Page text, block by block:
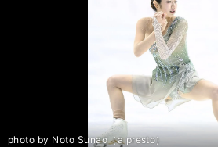
photo by Noto Sunao（a presto）
photo by Noto Sunao（a presto）
photo by Noto Sunao（a presto）
photo by Noto Sunao（a presto）
photo by Noto Sunao（a presto）
photo by Noto Sunao（a presto）
photo by Noto Sunao（a presto）
photo by Noto Sunao（a presto）
photo by Noto Sunao（a presto）
photo by Noto Sunao（a presto）
photo by Noto Sunao（a presto）
photo by Noto Sunao（a presto）
photo by Noto Sunao（a presto）
photo by Noto Sunao（a presto）
photo by Noto Sunao（a presto）
photo by Noto Sunao（a presto）
photo by Noto Sunao（a presto）
photo by Noto Sunao（a presto）
photo by Noto Sunao（a presto）
photo by Noto Sunao（a presto）
photo by Noto Sunao（a presto）
photo by Noto Sunao（a presto）
photo by Noto Sunao（a presto）
photo by Noto Sunao（a presto）
photo by Noto Sunao（a presto）
photo by Noto Sunao（a presto）
photo by Noto Sunao（a presto）
photo by Noto Sunao（a presto）
photo by Noto Sunao（a presto）
photo by Noto Sunao（a presto）
photo by Noto Sunao（a presto）
photo by Noto Sunao（a presto）
photo by Noto Sunao（a presto）
photo by Noto Sunao（a presto）
photo by Noto Sunao（a presto）
photo by Noto Sunao（a presto）
photo by Noto Sunao（a presto）
photo by Noto Sunao（a presto）
photo by Noto Sunao（a presto）
photo by Noto Sunao（a presto）